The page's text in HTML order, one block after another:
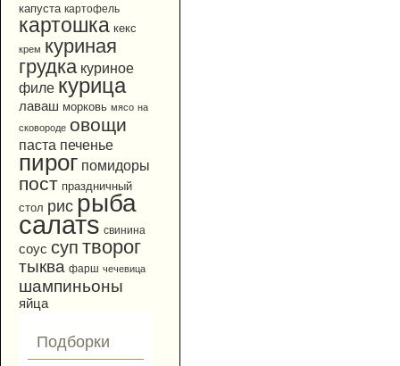
капуста картофель
картошка кекс
крем куриная
грудка куриное
филе курица
лаваш морковь мясо на
сковороде овощи
паста печенье
пирог помидоры
пост праздничный
стол рис рыба
салатs свинина
соус суп творог
тыква фарш чечевица
шампиньоны
яйца
Подборки